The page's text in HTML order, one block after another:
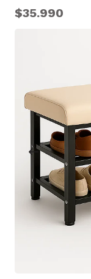
$35.990